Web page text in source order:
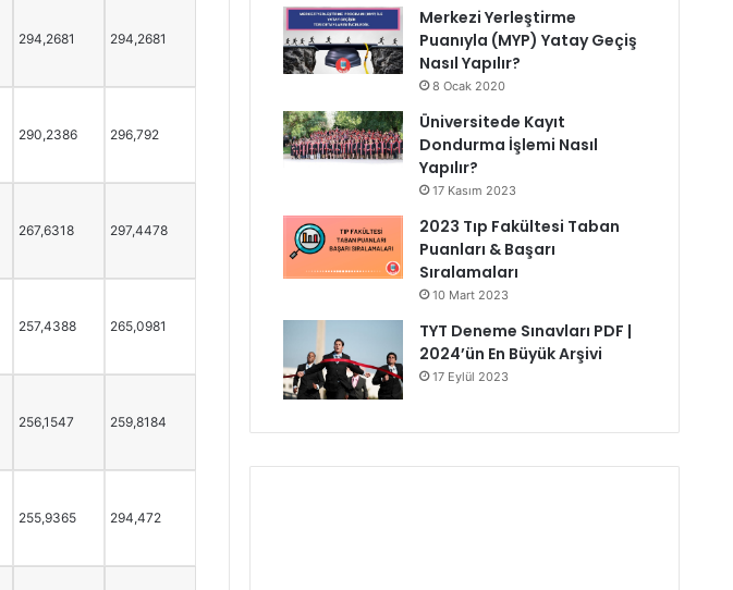
294,2681 294,2681
290,2386 296,792
267,6318 297,4478
257,4388 265,0981
256,1547 259,8184
255,9365 294,472
Merkezi Yerleştirme
Puanıyla (MYP) Yatay Geçiş
Nasıl Yapılır?
8 Ocak 2020
Üniversitede Kayıt
Dondurma İşlemi Nasıl
Yapılır?
17 Kasım 2023
2023 Tıp Fakültesi Taban
Puanları & Başarı
Sıralamaları
10 Mart 2023
TYT Deneme Sınavları PDF |
2024’ün En Büyük Arşivi
17 Eylül 2023